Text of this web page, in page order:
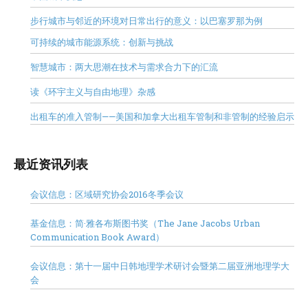
步行城市与邻近的环境对日常出行的意义：以巴塞罗那为例
可持续的城市能源系统：创新与挑战
智慧城市：两大思潮在技术与需求合力下的汇流
读《环宇主义与自由地理》杂感
出租车的准入管制——美国和加拿大出租车管制和非管制的经验启示
最近资讯列表
会议信息：区域研究协会2016冬季会议
基金信息：简·雅各布斯图书奖（The Jane Jacobs Urban
Communication Book Award）
会议信息：第十一届中日韩地理学术研讨会暨第二届亚洲地理学大
会